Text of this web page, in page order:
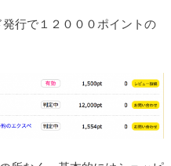
行で１２０００ポイントの